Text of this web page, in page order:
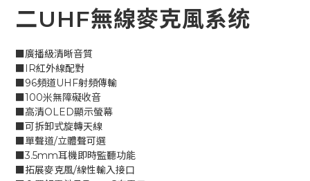
二UHF無線麥克風系统
■廣播級清晰音質
■IR紅外線配對
■96頻道UHF射頻傳輸
■100米無障礙收音
■高清OLED顯示螢幕
■可拆卸式旋轉天線
■單聲道/立體聲可選
■3.5mm耳機即時監聽功能
■拓展麥克風/線性輸入接口